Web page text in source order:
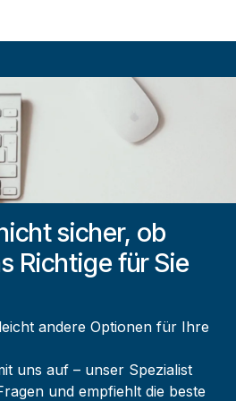
sicher, ob
Richtige für Sie
andere Optionen für Ihre
uns auf – unser Spezialist
und empfiehlt die beste